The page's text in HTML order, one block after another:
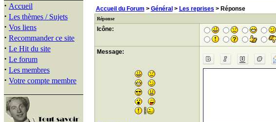
· Accueil
· Les thèmes / Sujets
· Vos liens
· Recommander ce site
· Le Hit du site
· Le forum
· Les membres
· Votre compte membre
Accueil du Forum > Général > Les reprises > Réponse
Réponse
Icône:
Message: